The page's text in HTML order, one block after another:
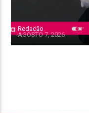
Redação
AGOSTO 7, 2026